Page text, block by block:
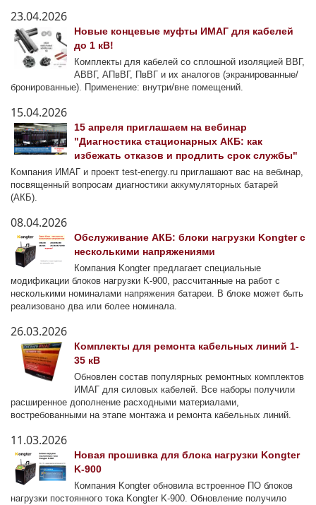
23.04.2026
Новые концевые муфты ИМАГ для кабелей
до 1 кВ!
Комплекты для кабелей со сплошной изоляцией ВВГ,
АВВГ, АПвВГ, ПвВГ и их аналогов (экранированные/
бронированные). Применение: внутри/вне помещений.
15.04.2026
15 апреля приглашаем на вебинар
"Диагностика стационарных АКБ: как
избежать отказов и продлить срок службы"
Компания ИМАГ и проект test-energy.ru приглашают вас на вебинар,
посвященный вопросам диагностики аккумуляторных батарей
(АКБ).
08.04.2026
Обслуживание АКБ: блоки нагрузки Kongter с
несколькими напряжениями
Компания Kongter предлагает специальные
модификации блоков нагрузки K-900, рассчитанные на работ с
несколькими номиналами напряжения батареи. В блоке может быть
реализовано два или более номинала.
26.03.2026
Комплекты для ремонта кабельных линий 1-
35 кВ
Обновлен состав популярных ремонтных комплектов
ИМАГ для силовых кабелей. Все наборы получили
расширенное дополнение расходными материалами,
востребованными на этапе монтажа и ремонта кабельных линий.
11.03.2026
Новая прошивка для блока нагрузки Kongter
K-900
Компания Kongter обновила встроенное ПО блоков
нагрузки постоянного тока Kongter K-900. Обновление получило